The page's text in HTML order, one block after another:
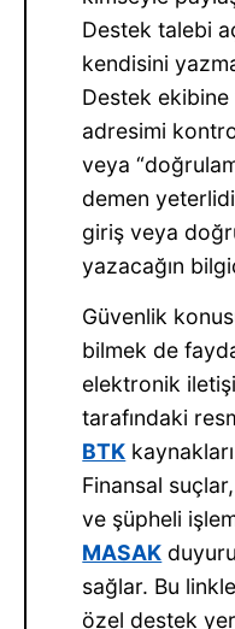
Destek talebi
kendisini
Destek ekibine
adresimi
veya
demen
giriş veya
yazacağın
Güvenlik
bilmek de
elektronik
tarafındaki
BTK
Finansal
ve şüpheli
MASAK
sağlar. Bu
özel destek